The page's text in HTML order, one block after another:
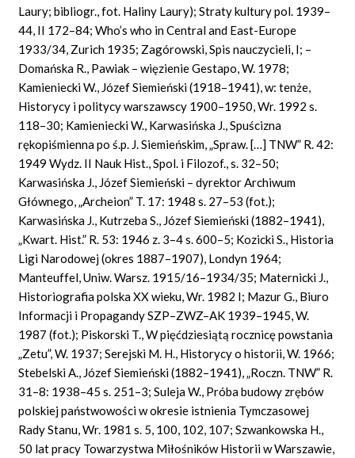
Laury; bibliogr., fot. Haliny Laury); Straty kultury pol. 1939–
44, II 172–84; Who’s who in Central and East-Europe
1933/34, Zurich 1935; Zagórowski, Spis nauczycieli, I; –
Domańska R., Pawiak – więzienie Gestapo, W. 1978;
Kamieniecki W., Józef Siemieński (1918–1941), w: tenże,
Historycy i politycy warszawscy 1900–1950, Wr. 1992 s.
118–30; Kamieniecki W., Karwasińska J., Spuścizna
rękopiśmienna po ś.p. J. Siemieńskim, „Spraw. […] TNW” R. 42:
1949 Wydz. II Nauk Hist., Spol. i Filozof., s. 32–50;
Karwasińska J., Józef Siemieński – dyrektor Archiwum
Głównego, „Archeion” T. 17: 1948 s. 27–53 (fot.);
Karwasińska J., Kutrzeba S., Józef Siemieński (1882–1941),
„Kwart. Hist.” R. 53: 1946 z. 3–4 s. 600–5; Kozicki S., Historia
Ligi Narodowej (okres 1887–1907), Londyn 1964;
Manteuffel, Uniw. Warsz. 1915/16–1934/35; Maternicki J.,
Historiografia polska XX wieku, Wr. 1982 I; Mazur G., Biuro
Informacji i Propagandy SZP–ZWZ–AK 1939–1945, W.
1987 (fot.); Piskorski T., W pięćdziesiątą rocznicę powstania
„Zetu”, W. 1937; Serejski M. H., Historycy o historii, W. 1966;
Stebelski A., Józef Siemieński (1882–1941), „Roczn. TNW” R.
31–8: 1938–45 s. 251–3; Suleja W., Próba budowy zrębów
polskiej państwowości w okresie istnienia Tymczasowej
Rady Stanu, Wr. 1981 s. 5, 100, 102, 107; Szwankowska H.,
50 lat pracy Towarzystwa Miłośników Historii w Warszawie,